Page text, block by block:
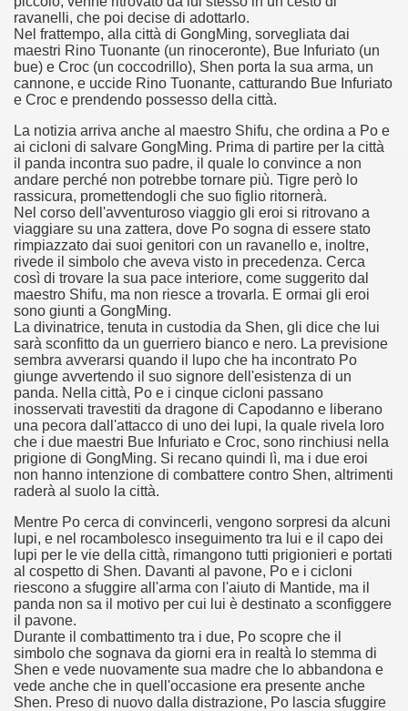
ravanelli, che poi decise di adottarlo.
Nel frattempo, alla città di GongMing, sorvegliata dai
maestri Rino Tuonante (un rinoceronte), Bue Infuriato (un
bue) e Croc (un coccodrillo), Shen porta la sua arma, un
cannone, e uccide Rino Tuonante, catturando Bue Infuriato
e Croc e prendendo possesso della città.
La notizia arriva anche al maestro Shifu, che ordina a Po e
ai cicloni di salvare GongMing. Prima di partire per la città
il panda incontra suo padre, il quale lo convince a non
andare perché non potrebbe tornare più. Tigre però lo
rassicura, promettendogli che suo figlio ritornerà.
Nel corso dell'avventuroso viaggio gli eroi si ritrovano a
viaggiare su una zattera, dove Po sogna di essere stato
rimpiazzato dai suoi genitori con un ravanello e, inoltre,
rivede il simbolo che aveva visto in precedenza. Cerca
così di trovare la sua pace interiore, come suggerito dal
maestro Shifu, ma non riesce a trovarla. E ormai gli eroi
sono giunti a GongMing.
La divinatrice, tenuta in custodia da Shen, gli dice che lui
sarà sconfitto da un guerriero bianco e nero. La previsione
sembra avverarsi quando il lupo che ha incontrato Po
giunge avvertendo il suo signore dell'esistenza di un
panda. Nella città, Po e i cinque cicloni passano
inosservati travestiti da dragone di Capodanno e liberano
una pecora dall'attacco di uno dei lupi, la quale rivela loro
che i due maestri Bue Infuriato e Croc, sono rinchiusi nella
prigione di GongMing. Si recano quindi lì, ma i due eroi
non hanno intenzione di combattere contro Shen, altrimenti
raderà al suolo la città.
Mentre Po cerca di convincerli, vengono sorpresi da alcuni
lupi, e nel rocambolesco inseguimento tra lui e il capo dei
lupi per le vie della città, rimangono tutti prigionieri e portati
al cospetto di Shen. Davanti al pavone, Po e i cicloni
riescono a sfuggire all'arma con l'aiuto di Mantide, ma il
panda non sa il motivo per cui lui è destinato a sconfiggere
il pavone.
Durante il combattimento tra i due, Po scopre che il
simbolo che sognava da giorni era in realtà lo stemma di
Shen e vede nuovamente sua madre che lo abbandona e
vede anche che in quell'occasione era presente anche
Shen. Preso di nuovo dalla distrazione, Po lascia sfuggire
Trilogia sulla morte
Se Ti Piacciono nel mese di Aprile 2014.